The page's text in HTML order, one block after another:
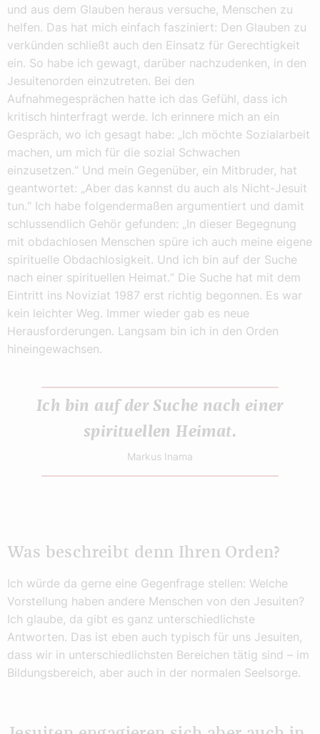
und aus dem Glauben heraus versuche, Menschen zu
helfen. Das hat mich einfach fasziniert: Den Glauben zu
verkünden schließt auch den Einsatz für Gerechtigkeit
ein. So habe ich gewagt, darüber nachzudenken, in den
Jesuitenorden einzutreten. Bei den
Aufnahmegesprächen hatte ich das Gefühl, dass ich
kritisch hinterfragt werde. Ich erinnere mich an ein
Gespräch, wo ich gesagt habe: „Ich möchte Sozialarbeit
machen, um mich für die sozial Schwachen
einzusetzen.“ Und mein Gegenüber, ein Mitbruder, hat
geantwortet: „Aber das kannst du auch als Nicht-Jesuit
tun.“ Ich habe folgendermaßen argumentiert und damit
schlussendlich Gehör gefunden: „In dieser Begegnung
mit obdachlosen Menschen spüre ich auch meine eigene
spirituelle Obdachlosigkeit. Und ich bin auf der Suche
nach einer spirituellen Heimat.“ Die Suche hat mit dem
Eintritt ins Noviziat 1987 erst richtig begonnen. Es war
kein leichter Weg. Immer wieder gab es neue
Herausforderungen. Langsam bin ich in den Orden
hineingewachsen.
Ich bin auf der Suche nach einer
spirituellen Heimat.
Markus Inama
Was beschreibt denn Ihren Orden?
Ich würde da gerne eine Gegenfrage stellen: Welche
Vorstellung haben andere Menschen von den Jesuiten?
Ich glaube, da gibt es ganz unterschiedlichste
Antworten. Das ist eben auch typisch für uns Jesuiten,
dass wir in unterschiedlichsten Bereichen tätig sind – im
Bildungsbereich, aber auch in der normalen Seelsorge.